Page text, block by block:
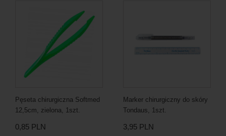
Pęseta chirurgiczna Softmed
12,5cm, zielona, 1szt.
0,85 PLN
Marker chirurgiczny do skóry
Tondaus, 1szt.
3,95 PLN